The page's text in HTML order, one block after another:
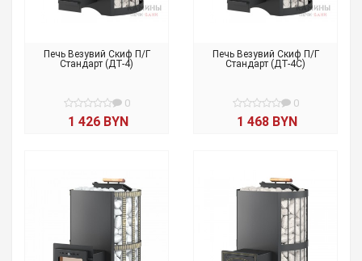
Печь Везувий Скиф П/Г
Стандарт (ДТ-4)
0
1 426 BYN
Печь Везувий Скиф П/Г
Стандарт (ДТ-4С)
0
1 468 BYN